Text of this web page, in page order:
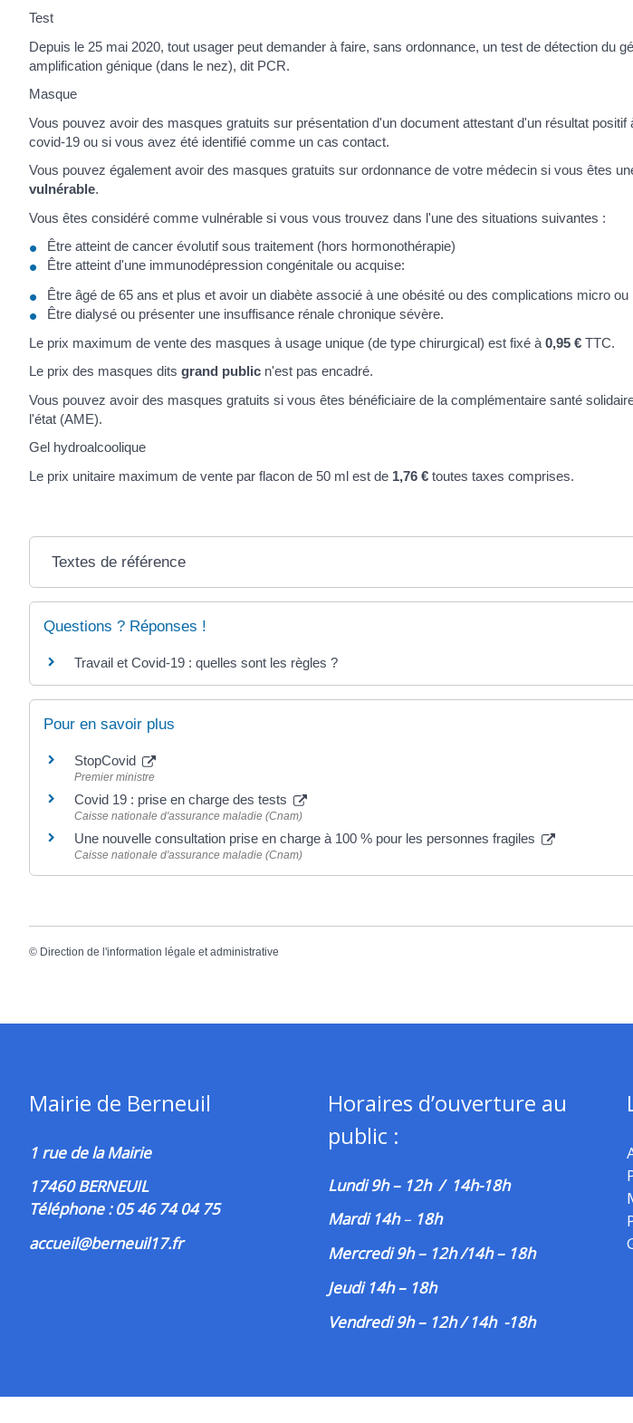
Test
Depuis le 25 mai 2020, tout usager peut demander à faire, sans ordonnance, un test de détection du
amplification génique (dans le nez), dit PCR.
Masque
Vous pouvez avoir des masques gratuits sur présentation d'un document attestant d'un résultat positif
covid-19 ou si vous avez été identifié comme un cas contact.
Vous pouvez également avoir des masques gratuits sur ordonnance de votre médecin si vous êtes
vulnérable.
Vous êtes considéré comme vulnérable si vous vous trouvez dans l'une des situations suivantes :
Être atteint de cancer évolutif sous traitement (hors hormonothérapie)
Être atteint d'une immunodépression congénitale ou acquise:
Être âgé de 65 ans et plus et avoir un diabète associé à une obésité ou des complications micro
Être dialysé ou présenter une insuffisance rénale chronique sévère.
Le prix maximum de vente des masques à usage unique (de type chirurgical) est fixé à 0,95 € TTC.
Le prix des masques dits grand public n'est pas encadré.
Vous pouvez avoir des masques gratuits si vous êtes bénéficiaire de la complémentaire santé
l'état (AME).
Gel hydroalcoolique
Le prix unitaire maximum de vente par flacon de 50 ml est de 1,76 € toutes taxes comprises.
Textes de référence
Questions ? Réponses !
Travail et Covid-19 : quelles sont les règles ?
Pour en savoir plus
StopCovid
Premier ministre
Covid 19 : prise en charge des tests
Caisse nationale d'assurance maladie (Cnam)
Une nouvelle consultation prise en charge à 100 % pour les personnes fragiles
Caisse nationale d'assurance maladie (Cnam)
© Direction de l'information légale et administrative
Mairie de Berneuil
1 rue de la Mairie
17460 BERNEUIL
Téléphone : 05 46 74 04 75
accueil@berneuil17.fr
Horaires d’ouverture au
public :
Lundi 9h – 12h / 14h-18h
Mardi 14h– 18h
Mercredi 9h – 12h /14h – 18h
Jeudi 14h – 18h
Vendredi 9h – 12h / 14h -18h